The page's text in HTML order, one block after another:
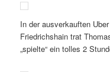
In der ausverkauften
Friedrichshain trat
„spielte“ ein tolles 2